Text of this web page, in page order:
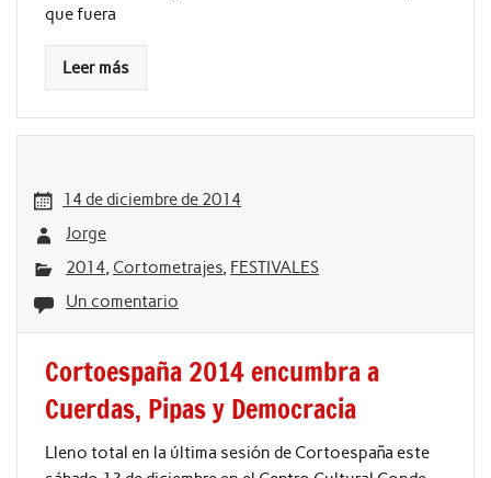
que fuera
Leer más
14 de diciembre de 2014
Jorge
2014, Cortometrajes, FESTIVALES
Un comentario
Cortoespaña 2014 encumbra a
Cuerdas, Pipas y Democracia
Lleno total en la última sesión de Cortoespaña este